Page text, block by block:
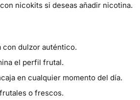
nicokits si deseas añadir nicotina.
con dulzor auténtico.
el perfil frutal.
en cualquier momento del día.
o frescos.